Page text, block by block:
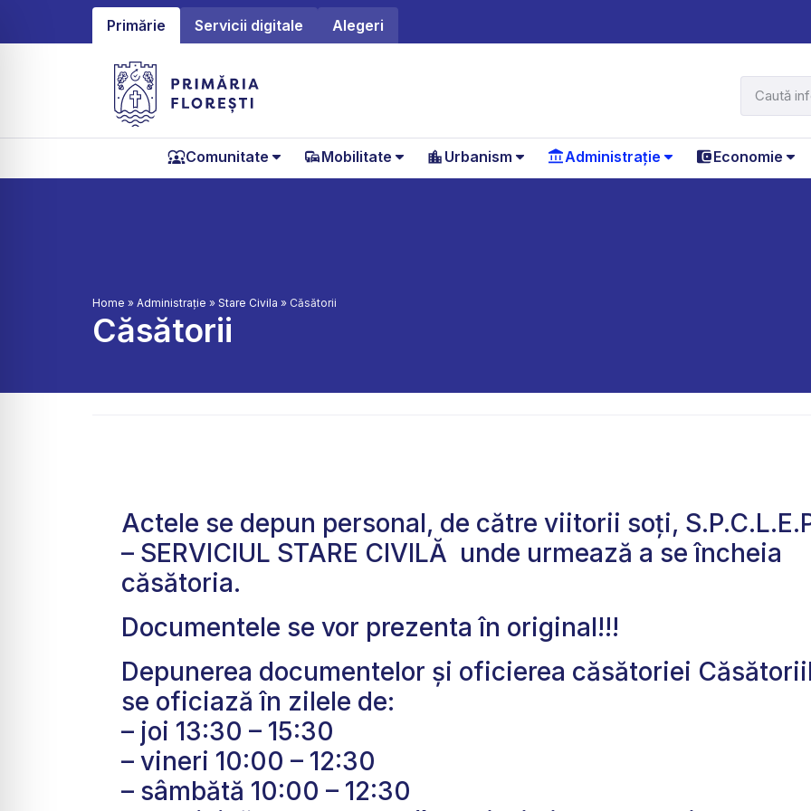
Primărie Servicii digitale Alegeri
Comunitate Mobilitate Urbanism Administrație Economie
Home » Administrație » Stare Civila » Căsătorii
Căsătorii
Actele se depun personal, de către viitorii soți,
– SERVICIUL STARE CIVILĂ unde urmează a se încheia
căsătoria.
Documentele se vor prezenta în original!!!
Depunerea documentelor şi oficierea căsătoriei
se oficiază în zilele de:
– joi 13:30 – 15:30
– vineri 10:00 – 12:30
– sâmbătă 10:00 – 12:30